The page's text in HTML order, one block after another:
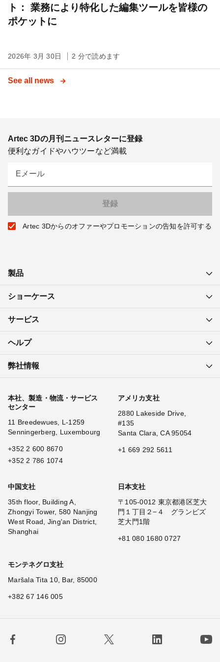
ト： 業務により特化した編集ツールを皆様の
ポケットに
2026年 3月 30日 2 分で読めます
See all news
Artec 3Dの月刊ニュースレターに登録
便利なガイドやハウツーなど満載
Eメール
Artec 3Dからのオファーやプロモーションの告知を許可する
製品
ショーケース
サービス
ヘルプ
弊社情報
本社、製造・物流・サービス
センター
11 Breedewues, L-1259
Senningerberg, Luxembourg
+352 2 600 8670
+352 2 786 1074
アメリカ支社
2880 Lakeside Drive,
#135
Santa Clara, CA 95054
+1 669 292 5611
中国支社
35th floor, Building A,
Zhongyi Tower, 580 Nanjing
West Road, Jing'an District,
Shanghai
日本支社
〒105-0012 東京都港区芝大
門１丁目２−４ グランビズ
芝大門1階
+81 080 1680 0727
モンテネグロ支社
Maršala Tita 10, Bar, 85000
+382 67 146 005